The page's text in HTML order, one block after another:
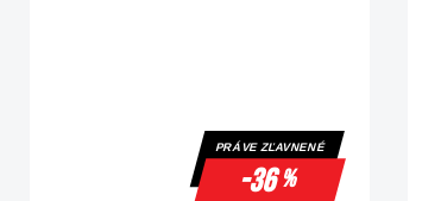
PRÁVE ZĽAVNENÉ
-36%